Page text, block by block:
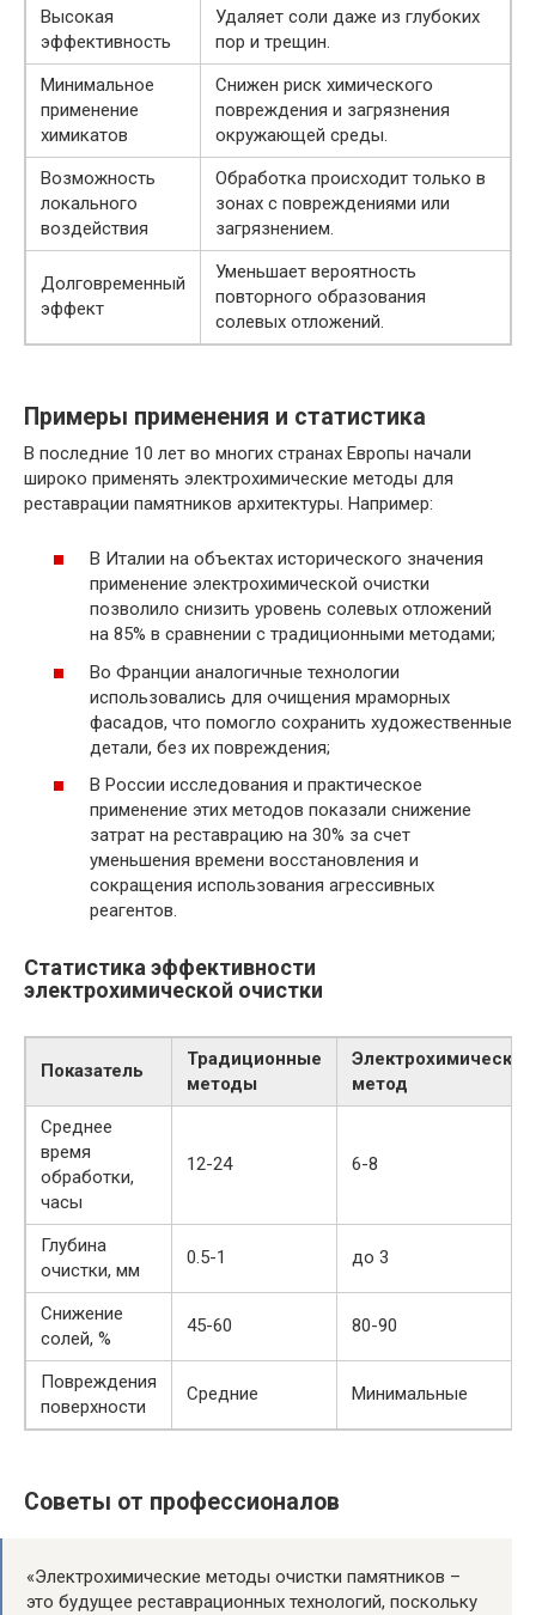
Высокая
эффективность
Удаляет соли даже из глубоких
пор и трещин.
Минимальное
применение
химикатов
Снижен риск химического
повреждения и загрязнения
окружающей среды.
Возможность
локального
воздействия
Обработка происходит только в
зонах с повреждениями или
загрязнением.
Долговременный
эффект
Уменьшает вероятность
повторного образования
солевых отложений.
Примеры применения и статистика
В последние 10 лет во многих странах Европы начали
широко применять электрохимические методы для
реставрации памятников архитектуры. Например:
В Италии на объектах исторического значения
применение электрохимической очистки
позволило снизить уровень солевых отложений
на 85% в сравнении с традиционными методами;
Во Франции аналогичные технологии
использовались для очищения мраморных
фасадов, что помогло сохранить художественные
детали, без их повреждения;
В России исследования и практическое
применение этих методов показали снижение
затрат на реставрацию на 30% за счет
уменьшения времени восстановления и
сокращения использования агрессивных
реагентов.
Статистика эффективности
электрохимической очистки
Показатель
Традиционные
методы
Электрохимический
метод
Среднее
время
обработки,
часы
12-24 6-8
Глубина
очистки, мм
0.5-1 до 3
Снижение
солей, %
45-60 80-90
Повреждения
поверхности
Средние Минимальные
Советы от профессионалов
«Электрохимические методы очистки памятников –
это будущее реставрационных технологий, поскольку